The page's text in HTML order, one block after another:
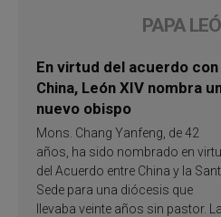
PAPA
En virtud del acuerdo con
China, León XIV nombra
nuevo obispo
Mons. Chang Yanfeng, de 42
años, ha sido nombrado en
del Acuerdo entre China y la
Sede para una diócesis que
llevaba veinte años sin pastor.